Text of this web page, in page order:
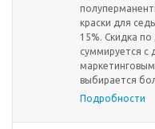
краски для
15%. Скидка
суммируется с
выбирается
Подробности